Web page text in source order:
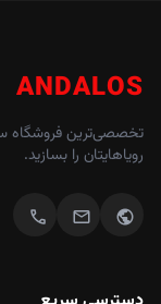
ANDALOS
تخصصی‌ترین فروشگاه
رویاهایتان را بسازید.
public
mail
call